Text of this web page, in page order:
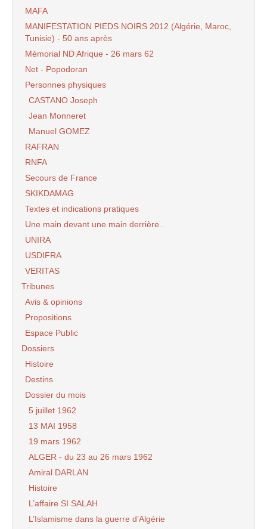
MAFA
MANIFESTATION PIEDS NOIRS 2012 (Algérie, Maroc,
Tunisie) - 50 ans après
Mémorial ND Afrique - 26 mars 62
Net - Popodoran
Personnes physiques
CASTANO Joseph
Jean Monneret
Manuel GOMEZ
RAFRAN
RNFA
Secours de France
SKIKDAMAG
Textes et indications pratiques
Une main devant une main derrière..
UNIRA
USDIFRA
VERITAS
Tribunes
Avis & opinions
Propositions
Espace Public
Dossiers
Histoire
Destins
Dossier du mois
5 juillet 1962
13 MAI 1958
19 mars 1962
ALGER - du 23 au 26 mars 1962
Amiral DARLAN
Histoire
L’affaire SI SALAH
L’Islamisme dans la guerre d’Algérie